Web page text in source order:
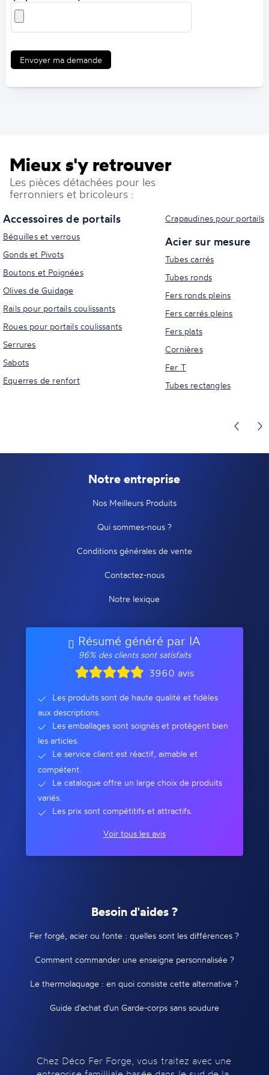
Envoyer ma demande
Mieux s'y retrouver
Les pièces détachées pour les
ferronniers et bricoleurs :
Accessoires de portails
Béquilles et verrous
Gonds et Pivots
Boutons et Poignées
Olives de Guidage
Rails pour portails coulissants
Roues pour portails coulissants
Serrures
Sabots
Equerres de renfort
Crapaudines pour portails
Acier sur mesure
Tubes carrés
Tubes ronds
Fers ronds pleins
Fers carrés pleins
Fers plats
Cornières
Fer T
Tubes rectangles
Notre entreprise
Nos Meilleurs Produits
Qui sommes-nous ?
Conditions générales de vente
Contactez-nous
Notre lexique
Résumé généré par IA
96% des clients sont satisfaits
3960 avis
Les produits sont de haute qualité et fidèles
aux descriptions.
Les emballages sont soignés et protègent bien
les articles.
Le service client est réactif, aimable et
compétent.
Le catalogue offre un large choix de produits
variés.
Les prix sont compétitifs et attractifs.
Voir tous les avis
Besoin d'aides ?
Fer forgé, acier ou fonte : quelles sont les différences ?
Comment commander une enseigne personnalisée ?
Le thermolaquage : en quoi consiste cette alternative ?
Guide d'achat d'un Garde-corps sans soudure
Chez Déco Fer Forge, vous traitez avec une